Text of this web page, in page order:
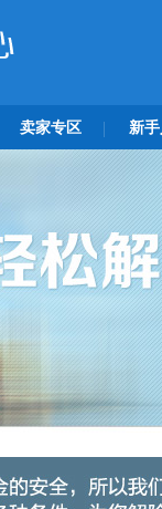
卖家专区 新